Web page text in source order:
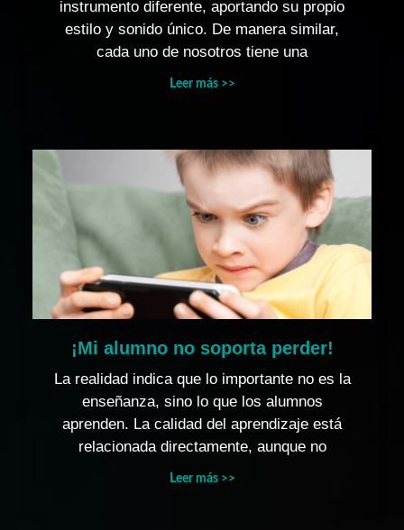
instrumento diferente, aportando su propio
estilo y sonido único. De manera similar,
cada uno de nosotros tiene una
Leer más >>
¡Mi alumno no soporta perder!
La realidad indica que lo importante no es la
enseñanza, sino lo que los alumnos
aprenden. La calidad del aprendizaje está
relacionada directamente, aunque no
Leer más >>